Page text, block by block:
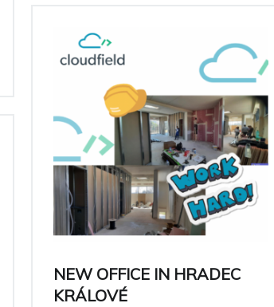
NEW OFFICE IN HRADEC
KRÁLOVÉ